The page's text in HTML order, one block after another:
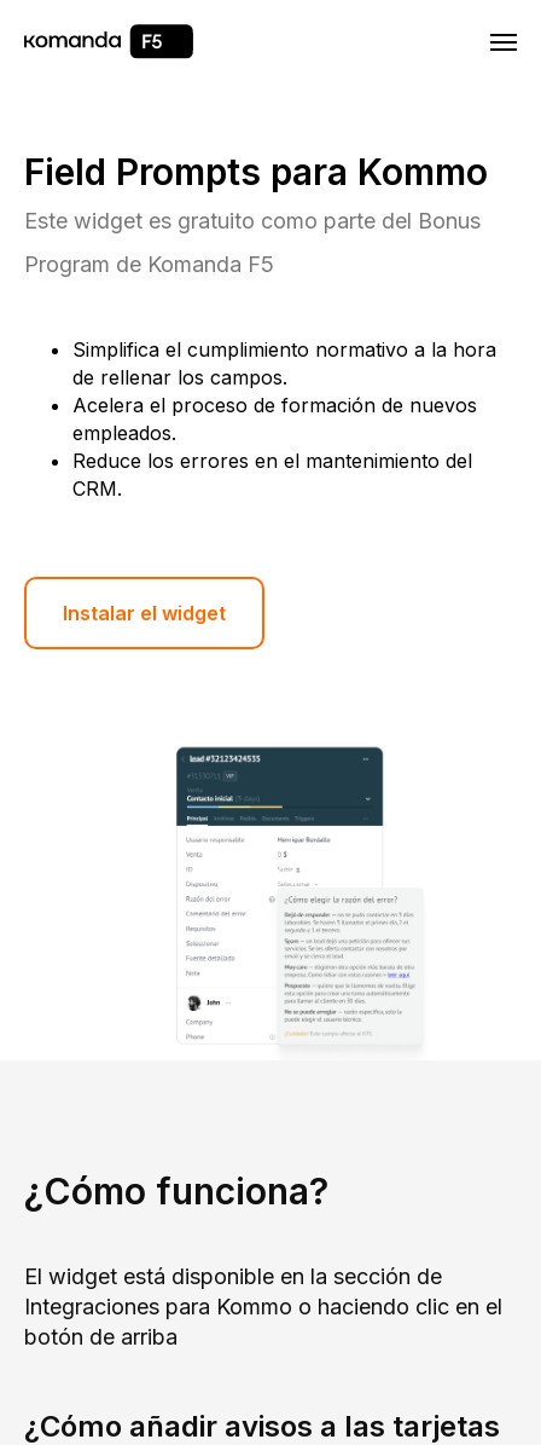
Html code will be here
Field Prompts para Kommo
Este widget es gratuito como parte del Bonus
Program de Komanda F5
Simplifica el cumplimiento normativo a la hora
de rellenar los campos.
Acelera el proceso de formación de nuevos
empleados.
Reduce los errores en el mantenimiento del
CRM.
Instalar el widget
¿Cómo funciona?
El widget está disponible en la sección de
Integraciones para Kommo o haciendo clic en el
botón de arriba
¿Cómo añadir avisos a las tarjetas